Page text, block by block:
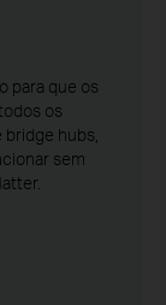
para que os
os
bridge hubs,
sem